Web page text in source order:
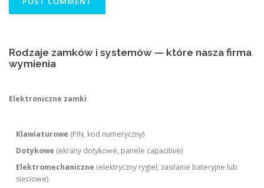
Rodzaje zamków i systemów — które nasza firma
wymienia
Elektroniczne zamki
Klawiaturowe (PIN, kod numeryczny)
Dotykowe (ekrany dotykowe, panele capacitive)
Elektromechaniczne (elektryczny rygiel; zasilanie bateryjne lub
sieciowe)